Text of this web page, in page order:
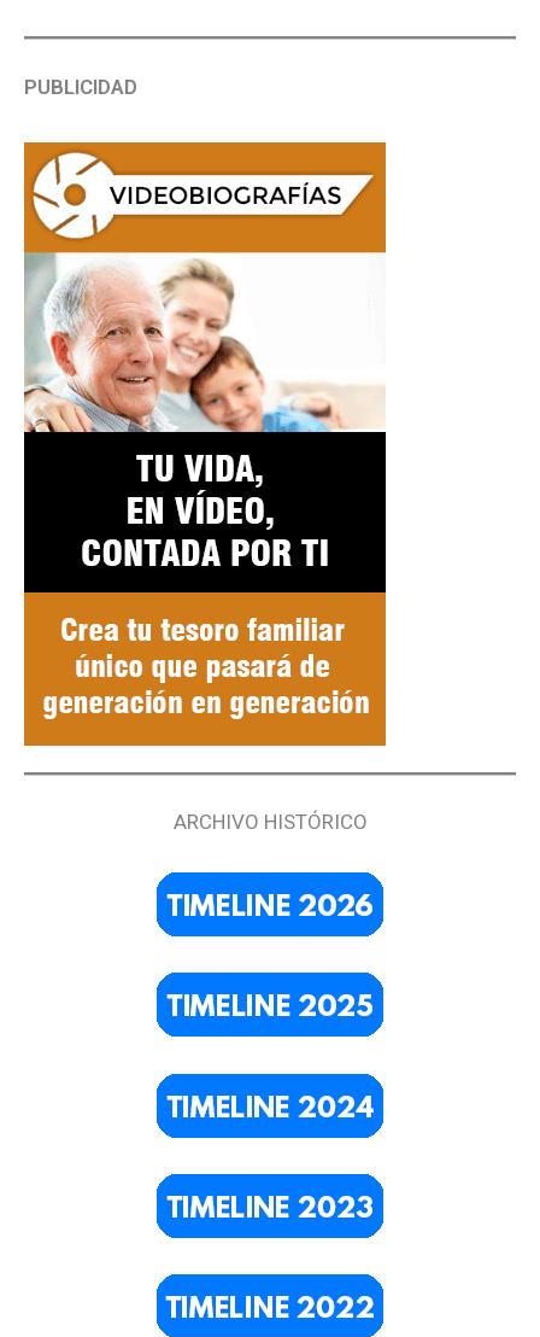
PUBLICIDAD
ARCHIVO HISTÓRICO